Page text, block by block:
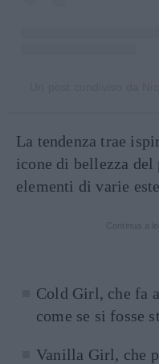
La tendenza trae
icone di bellezza del
elementi di varie
Cold Girl, che fa
come se si fosse
Vanilla Girl, che